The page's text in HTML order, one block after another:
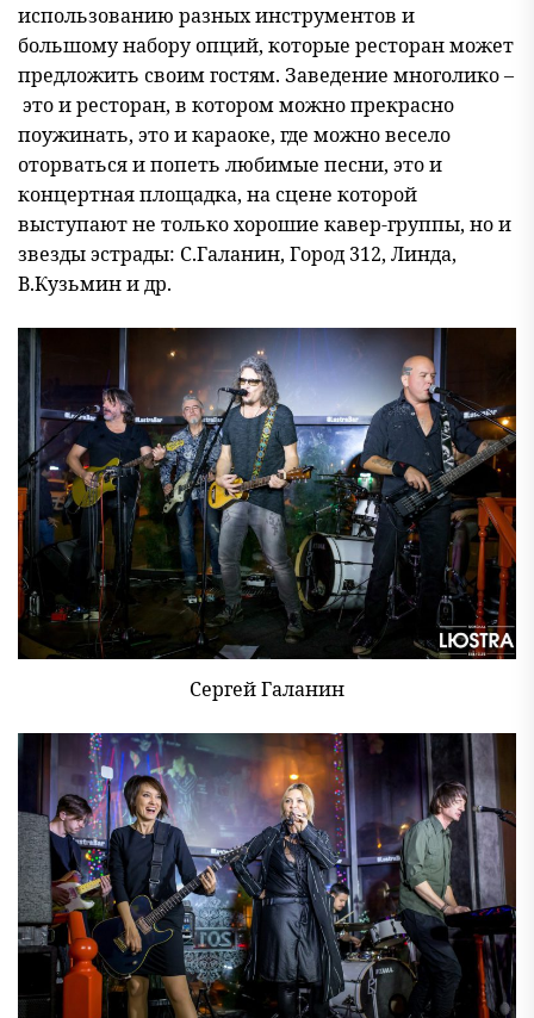
использованию разных инструментов и
большому набору опций, которые ресторан может
предложить своим гостям. Заведение многолико –
это и ресторан, в котором можно прекрасно
поужинать, это и караоке, где можно весело
оторваться и попеть любимые песни, это и
концертная площадка, на сцене которой
выступают не только хорошие кавер-группы, но и
звезды эстрады: С.Галанин, Город 312, Линда,
В.Кузьмин и др.
Сергей Галанин